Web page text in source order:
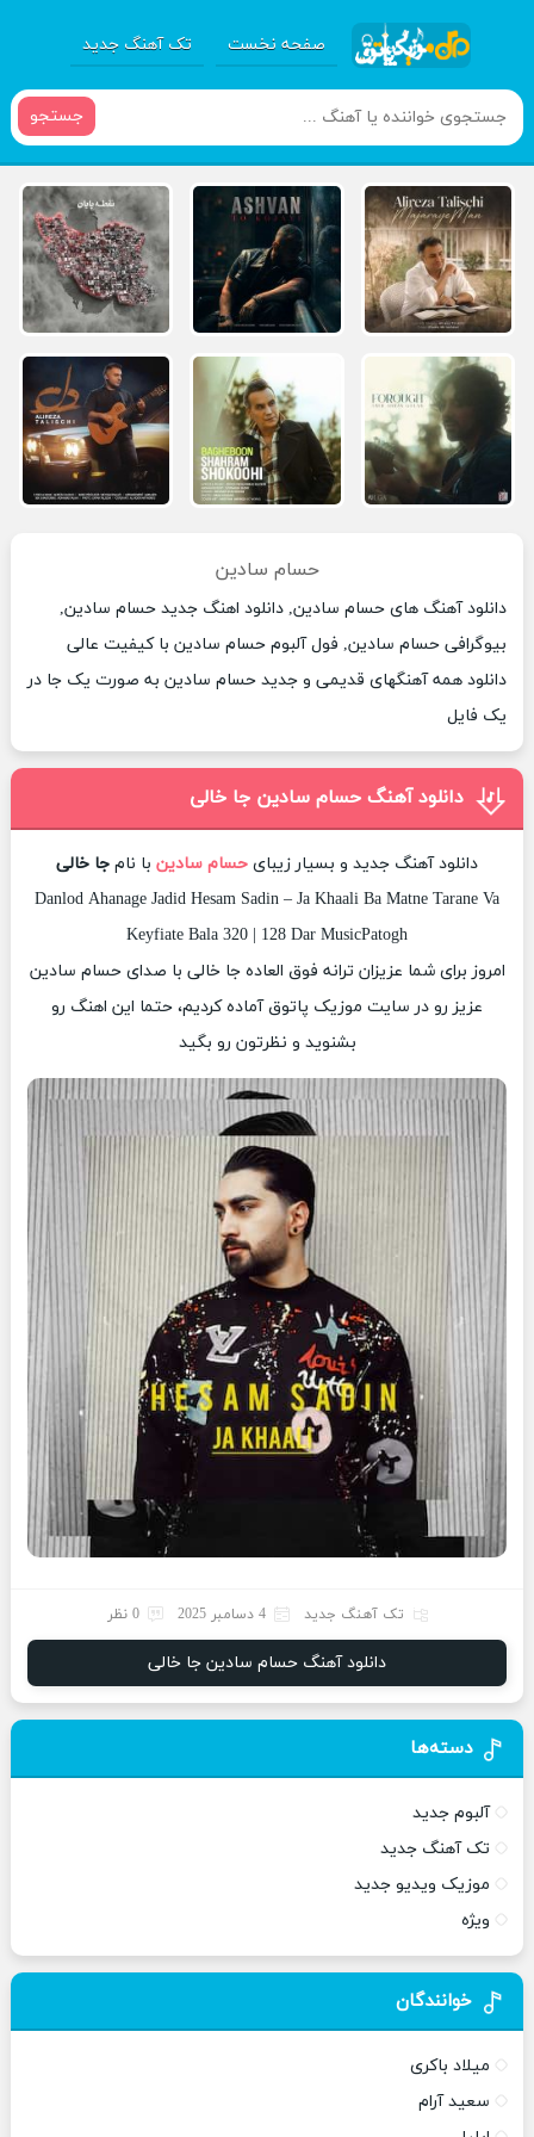
صفحه نخست تک آهنگ جدید
جستجو
حسام سادین
دانلود آهنگ های حسام سادین, دانلود اهنگ جدید حسام سادین,
بیوگرافی حسام سادین, فول آلبوم حسام سادین با کیفیت عالی
دانلود همه آهنگهای قدیمی و جدید حسام سادین به صورت یک جا در
یک فایل
دانلود آهنگ حسام سادین جا خالی
دانلود آهنگ جدید و بسیار زیبای حسام سادین با نام جا خالی
Danlod Ahanage Jadid Hesam Sadin – Ja Khaali Ba Matne Tarane Va
Keyfiate Bala 320 | 128 Dar MusicPatogh
امروز برای شما عزیزان ترانه فوق العاده جا خالی با صدای حسام سادین
عزیز رو در سایت موزیک پاتوق آماده کردیم، حتما این اهنگ رو
بشنوید و نظرتون رو بگید
تک آهنگ جدید 4 دسامبر 2025 0 نظر
دانلود آهنگ حسام سادین جا خالی
دسته‌ها
آلبوم جدید
تک آهنگ جدید
موزیک ویدیو جدید
ویژه
خوانندگان
میلاد باکری
سعید آرام